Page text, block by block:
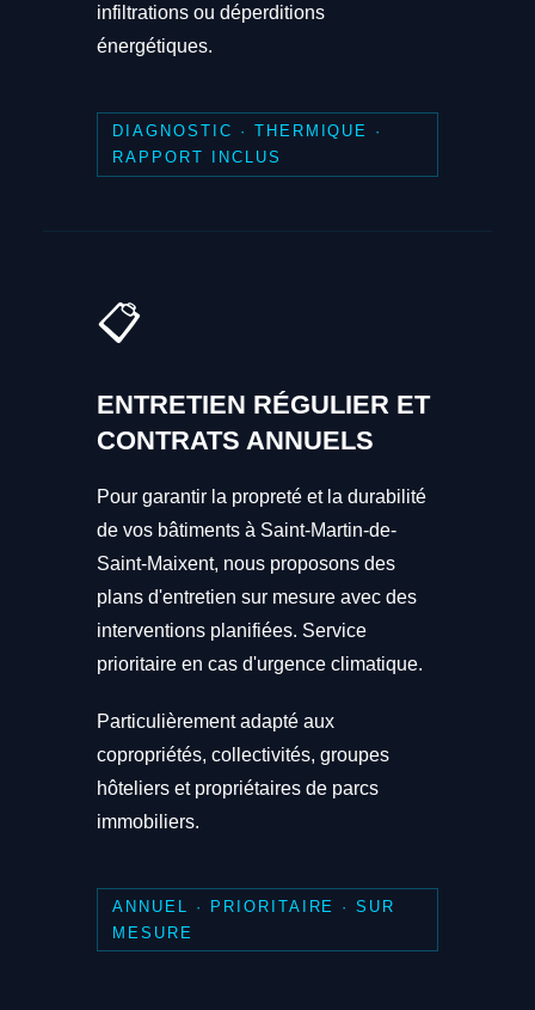
infiltrations ou déperditions
énergétiques.
DIAGNOSTIC · THERMIQUE ·
RAPPORT INCLUS
📋
ENTRETIEN RÉGULIER ET
CONTRATS ANNUELS
Pour garantir la propreté et la durabilité
de vos bâtiments à Saint-Martin-de-
Saint-Maixent, nous proposons des
plans d'entretien sur mesure avec des
interventions planifiées. Service
prioritaire en cas d'urgence climatique.
Particulièrement adapté aux
copropriétés, collectivités, groupes
hôteliers et propriétaires de parcs
immobiliers.
ANNUEL · PRIORITAIRE · SUR
MESURE